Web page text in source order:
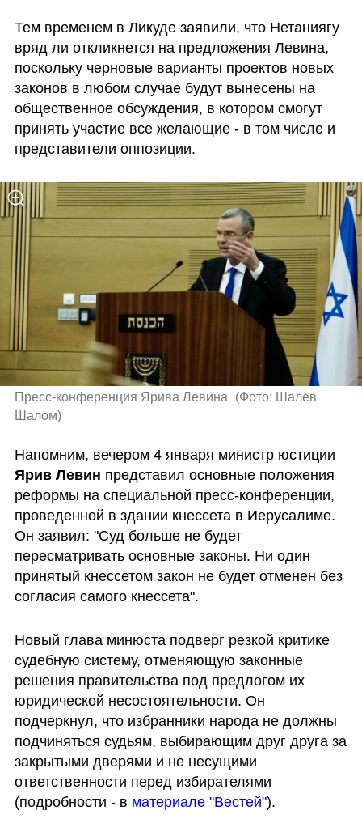
Тем временем в Ликуде заявили, что Нетаниягу
вряд ли откликнется на предложения Левина,
поскольку черновые варианты проектов новых
законов в любом случае будут вынесены на
общественное обсуждения, в котором смогут
принять участие все желающие - в том числе и
представители оппозиции.
Пресс-конференция Ярива Левина (Фото: Шалев
Шалом)
Ярив Левин представил основные положения
реформы на специальной пресс-конференции,
проведенной в здании кнессета в Иерусалиме.
Он заявил: "Суд больше не будет
пересматривать основные законы. Ни один
принятый кнессетом закон не будет отменен без
согласия самого кнессета".
Новый глава минюста подверг резкой критике
судебную систему, отменяющую законные
решения правительства под предлогом их
юридической несостоятельности. Он
подчеркнул, что избранники народа не должны
подчиняться судьям, выбирающим друг друга за
закрытыми дверями и не несущими
ответственности перед избирателями
(подробности - в материале "Вестей").